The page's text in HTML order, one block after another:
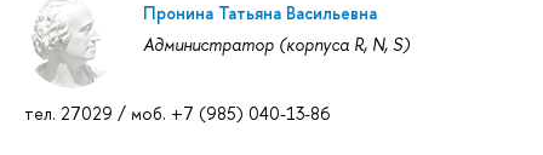
Пронина Татьяна Васильевна
Администратор (корпуса R, N, S)
тел. 27029 / моб. +7 (985) 040-13-86